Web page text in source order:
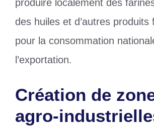
produire localement des
des huiles et d’autres produits
pour la consommation
l’exportation.
Création de
agro-